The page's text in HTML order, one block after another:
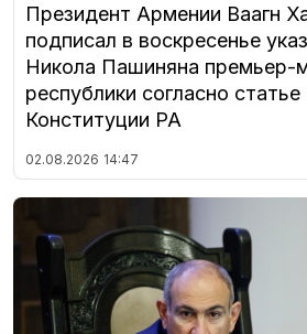
Президент Армении Ваагн
подписал в воскресенье
Никола Пашиняна премьер-
республики согласно статье
Конституции РА
02.08.2026 14:47